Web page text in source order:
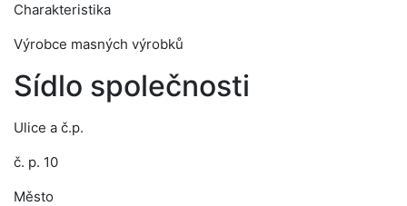
Charakteristika
Výrobce masných výrobků
Sídlo společnosti
Ulice a č.p.
č. p. 10
Město